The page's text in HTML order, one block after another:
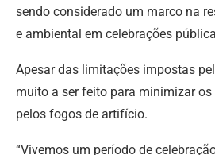
sendo considerado um marco na
e ambiental em celebrações
Apesar das limitações impostas
muito a ser feito para minimizar
pelos fogos de artifício.
“Vivemos um período de